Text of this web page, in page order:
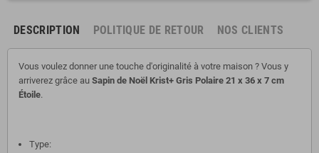
DESCRIPTION POLITIQUE DE RETOUR NOS CLIENTS
Vous voulez donner une touche d'originalité à votre maison ? Vous y
arriverez grâce au Sapin de Noël Krist+ Gris Polaire 21 x 36 x 7 cm
Étoile.
Type: